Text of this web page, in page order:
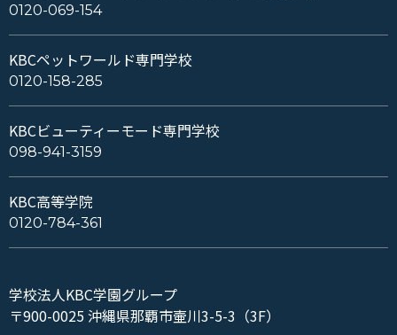
0120-069-154
KBCペットワールド専門学校
0120-158-285
KBCビューティーモード専門学校
098-941-3159
KBC高等学院
0120-784-361
学校法人KBC学園グループ
〒900-0025 沖縄県那覇市壷川3-5-3（3F）